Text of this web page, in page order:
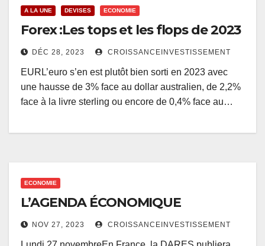
A LA UNE DEVISES ECONOMIE
Forex :Les tops et les flops de 2023
DÉC 28, 2023 CROISSANCEINVESTISSEMENT
EURL’euro s’en est plutôt bien sorti en 2023 avec
une hausse de 3% face au dollar australien, de 2,2%
face à la livre sterling ou encore de 0,4% face au…
ECONOMIE
L’AGENDA ÉCONOMIQUE
NOV 27, 2023 CROISSANCEINVESTISSEMENT